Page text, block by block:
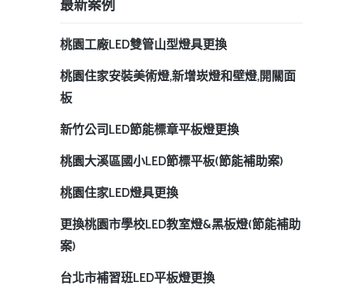
最新案例
桃園工廠LED雙管山型燈具更換
桃園住家安裝美術燈,新增崁燈和壁燈,開關面
板
新竹公司LED節能標章平板燈更換
桃園大溪區國小LED節標平板(節能補助案)
桃園住家LED燈具更換
更換桃園市學校LED教室燈&黑板燈(節能補助
案)
台北市補習班LED平板燈更換